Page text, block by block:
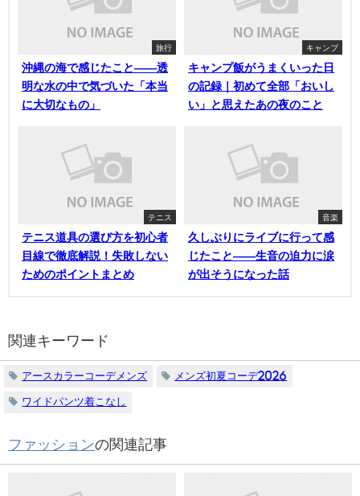
旅行
沖縄の海で感じたこと——透
明な水の中で気づいた「本当
に大切なもの」
キャンプ
キャンプ飯がうまくいった日
の記録｜初めて全部「おいし
い」と思えたあの夜のこと
テニス
テニス道具の選び方を初心者
目線で徹底解説！失敗しない
ためのポイントまとめ
音楽
久しぶりにライブに行って感
じたこと——生音の迫力に涙
が出そうになった話
関連キーワード
アースカラーコーデメンズ メンズ初夏コーデ2026
ワイドパンツ着こなし
ファッションの関連記事